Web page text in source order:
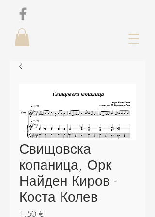
Свищовска
копаница, Орк
Найден Киров -
Коста Колев
1,50 €